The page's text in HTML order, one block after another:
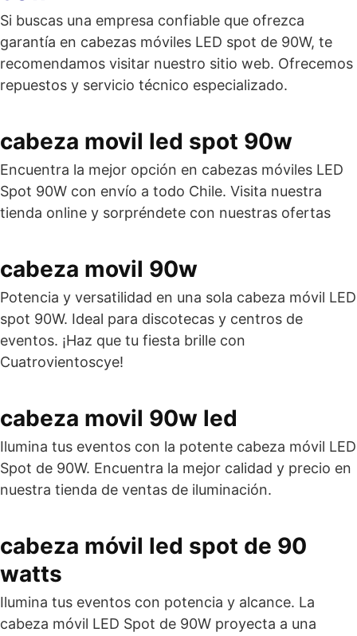
Si buscas una empresa confiable que ofrezca
garantía en cabezas móviles LED spot de 90W, te
recomendamos visitar nuestro sitio web. Ofrecemos
repuestos y servicio técnico especializado.
cabeza movil led spot 90w
Encuentra la mejor opción en cabezas móviles LED
Spot 90W con envío a todo Chile. Visita nuestra
tienda online y sorpréndete con nuestras ofertas
cabeza movil 90w
Potencia y versatilidad en una sola cabeza móvil LED
spot 90W. Ideal para discotecas y centros de
eventos. ¡Haz que tu fiesta brille con
Cuatrovientoscye!
cabeza movil 90w led
Ilumina tus eventos con la potente cabeza móvil LED
Spot de 90W. Encuentra la mejor calidad y precio en
nuestra tienda de ventas de iluminación.
cabeza móvil led spot de 90
watts
Ilumina tus eventos con potencia y alcance. La
cabeza móvil LED Spot de 90W proyecta a una